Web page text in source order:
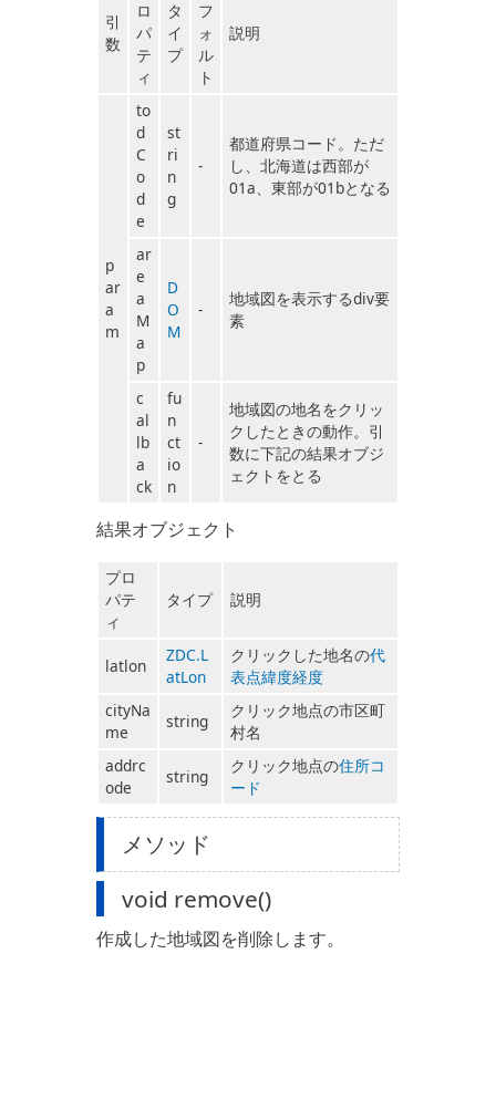
引
数
ロ
パ
テ
ィ
タ
イ
プ
フ
ォ
ル
ト
説明
p
ar
a
m
to
d
C
o
d
e
st
ri
n
g
-
都道府県コード。ただ
し、北海道は西部が
01a、東部が01bとなる
ar
e
a
M
a
p
D
O
M
-
地域図を表示するdiv要
素
c
al
lb
a
ck
fu
n
ct
io
n
-
地域図の地名をクリッ
クしたときの動作。引
数に下記の結果オブジ
ェクトをとる
結果オブジェクト
プロ
パテ
ィ
タイプ 説明
latlon
ZDC.L
atLon
クリックした地名の代
表点緯度経度
cityNa
me
string
クリック地点の市区町
村名
addrc
ode
string
クリック地点の住所コ
ード
メソッド
void remove()
作成した地域図を削除します。